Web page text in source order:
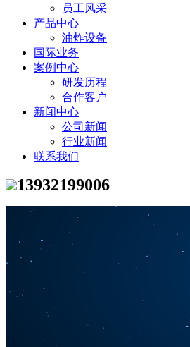
员工风采
产品中心
油炸设备
国际业务
案例中心
研发历程
合作客户
新闻中心
公司新闻
行业新闻
联系我们
13932199006